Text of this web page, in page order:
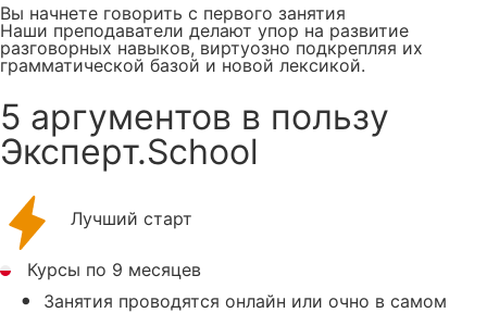
Вы начнете говорить с первого занятия
Наши преподаватели делают упор на развитие
разговорных навыков, виртуозно подкрепляя их
грамматической базой и новой лексикой.
5 аргументов в пользу
Эксперт.School
Лучший старт
Курсы по 9 месяцев
Занятия проводятся онлайн или очно в самом